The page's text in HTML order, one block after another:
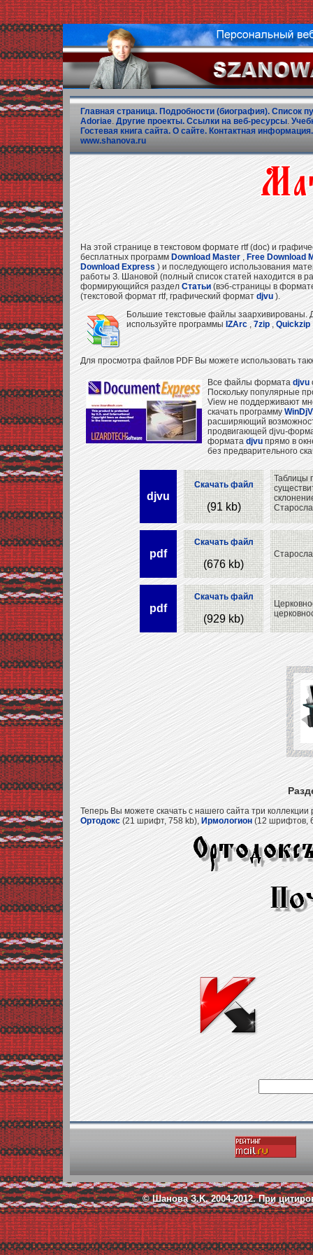
Главная страница. Подробности (биография). Список
Adoriae. Другие проекты. Ссылки на веб-ресурсы.
Гостевая книга сайта. О сайте. Контактная информация.
www.shanova.ru
На этой странице в текстовом формате rtf (doc) и
бесплатных программ Download Master, Free Download
Download Express ) и последующего использования
работы З. Шановой (полный список статей находится в
формирующийся разделСтатьи (вэб-страницы в
(текстовой формат rtf, графический формат djvu).
Большие текстовые файлы заархивированы.
используйте программы IZArc, 7zip,Quickzip
Для просмотра файлов PDF Вы можете использовать
Все файлы форматаdjvu
Поскольку популярные
View не поддерживают
скачать программу
расширяющий
продвигающей djvu-
форматаdjvu прямо в
без предварительного
djvu
Скачать файл
(91 kb)
Таблицы
pdf
Скачать файл
(676 kb)
pdf
Скачать файл
(929 kb)
Теперь Вы можете скачать с нашего сайта три
Ортодокс(21 шрифт, 758 kb), Ирмологион (12 шрифтов,
© Шанова З.K. 2004-2012.При